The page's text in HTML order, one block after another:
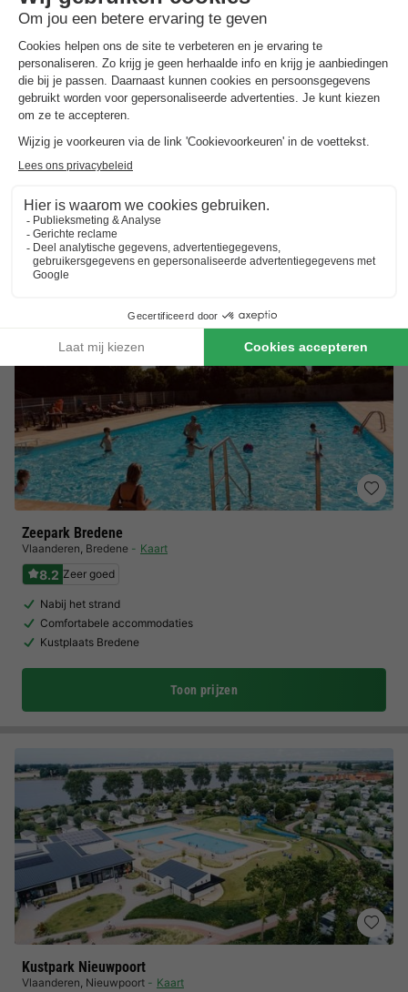
Parador Hippodroom Bredene
Vlaanderen,Bredene
6.0 Voldoende
Exclusieve strandnabijheid met unieke strandflair
Luxe chalets met geavanceerde faciliteiten
Toon prijzen
Zeepark Bredene
Vlaanderen, Bredene Kaart
8.2 Zeer goed
Nabij het strand
Comfortabele accommodaties
Kustplaats Bredene
Toon prijzen
Kustpark Nieuwpoort
Vlaanderen, Nieuwpoort Kaart